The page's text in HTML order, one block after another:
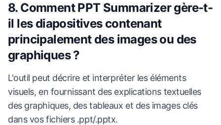
8. Comment PPT Summarizer gère-t-
il les diapositives contenant
principalement des images ou des
graphiques ?
L'outil peut décrire et interpréter les éléments
visuels, en fournissant des explications textuelles
des graphiques, des tableaux et des images clés
dans vos fichiers .ppt/.pptx.